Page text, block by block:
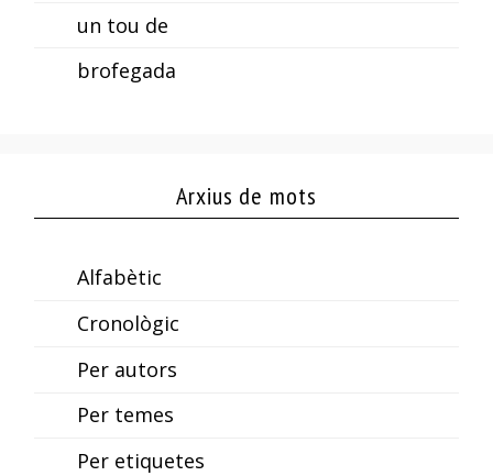
un tou de
brofegada
Arxius de mots
Alfabètic
Cronològic
Per autors
Per temes
Per etiquetes